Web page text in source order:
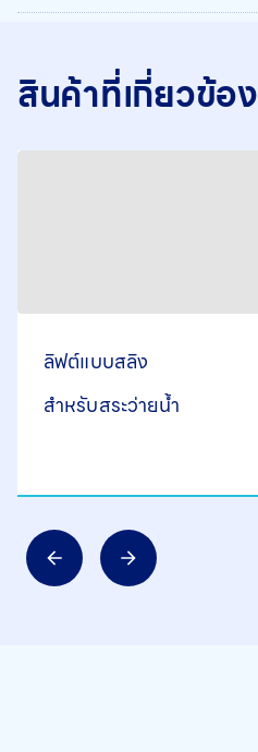
สินค้าที่เกี่ยวข้อง
ลิฟต์แบบสลิง
สำหรับสระว่ายน้ำ